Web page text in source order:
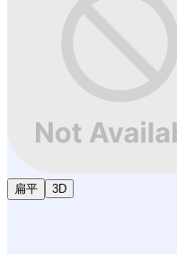
扁平 3D